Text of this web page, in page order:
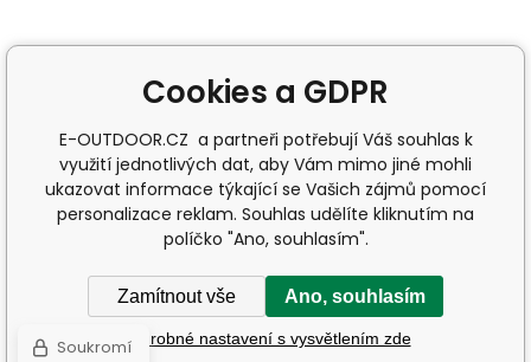
Cookies a GDPR
E-OUTDOOR.CZ a partneři potřebují Váš souhlas k
využití jednotlivých dat, aby Vám mimo jiné mohli
ukazovat informace týkající se Vašich zájmů pomocí
personalizace reklam. Souhlas udělíte kliknutím na
políčko "Ano, souhlasím".
Zamítnout vše Ano, souhlasím
Podrobné nastavení s vysvětlením zde
Soukromí